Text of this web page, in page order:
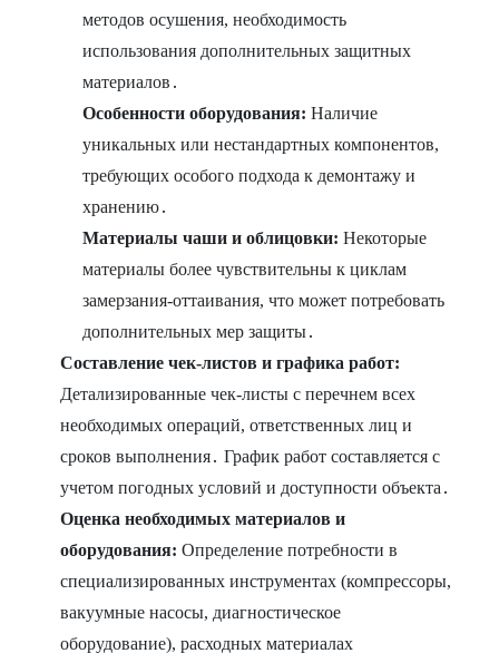
методов осушения, необходимость
использования дополнительных защитных
материалов․
Особенности оборудования: Наличие
уникальных или нестандартных компонентов,
требующих особого подхода к демонтажу и
хранению․
Материалы чаши и облицовки: Некоторые
материалы более чувствительны к циклам
замерзания-оттаивания, что может потребовать
дополнительных мер защиты․
Составление чек-листов и графика работ:
Детализированные чек-листы с перечнем всех
необходимых операций, ответственных лиц и
сроков выполнения․ График работ составляется с
учетом погодных условий и доступности объекта․
Оценка необходимых материалов и
оборудования: Определение потребности в
специализированных инструментах (компрессоры,
вакуумные насосы, диагностическое
оборудование), расходных материалах